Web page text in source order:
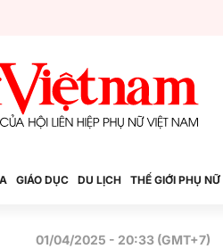
GIÁO DỤC DU LỊCH THẾ GIỚI PHỤ NỮ
01/04/2025 - 20:33 (GMT+7)